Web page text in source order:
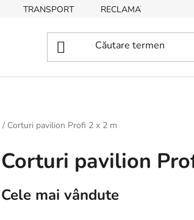
TRANSPORT RECLAMAȚII,
/ Corturi pavilion Profi 2 x 2 m
Corturi pavilion
Cele mai vândute